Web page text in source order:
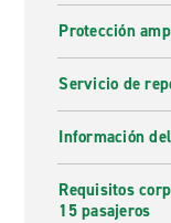
Protección
Servicio de
Información
Requisitos
15 pasajeros